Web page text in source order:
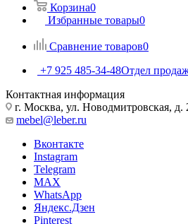
Корзина0
Избранные товары0
Сравнение товаров0
+7 925 485-34-48Отдел
Контактная информация
г. Москва, ул. Новодмитровская, д.
mebel@leber.ru
Вконтакте
Instagram
Telegram
MAX
WhatsApp
Яндекс.Дзен
Pinterest